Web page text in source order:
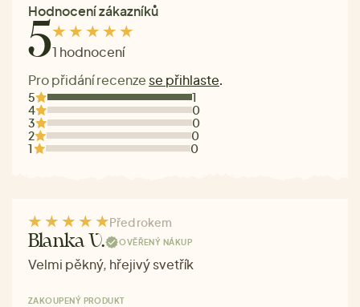
Hodnocení zákazníků
51 hodnocení
Pro přidání recenze se přihlaste.
5
1
4
0
3
0
2
0
1
0
Před rokem
Blanka V. OVĚŘENÝ NÁKUP
Velmi pěkný, hřejivý svetřík
ZAKOUPENÝ PRODUKT